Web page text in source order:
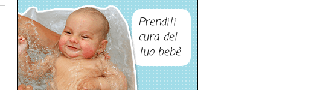
Prenditi
cura del
tuo bebè